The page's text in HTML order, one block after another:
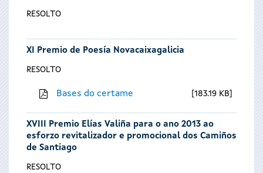
RESOLTO
XI Premio de Poesía Novacaixagalicia
RESOLTO
Bases do certame 183.19 KB
XVIII Premio Elías Valiña para o ano 2013 ao
esforzo revitalizador e promocional dos Camiños
de Santiago
RESOLTO